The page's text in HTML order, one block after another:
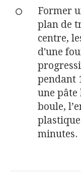
Former
plan de
centre,
d'une
pendant
une pâte
boule,
minutes.